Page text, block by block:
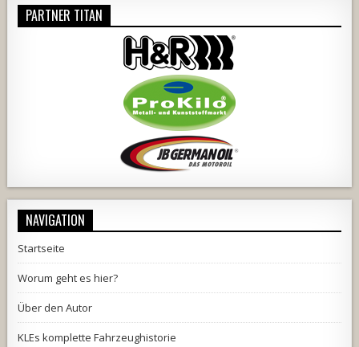
PARTNER TITAN
NAVIGATION
Startseite
Worum geht es hier?
Über den Autor
KLEs komplette Fahrzeughistorie